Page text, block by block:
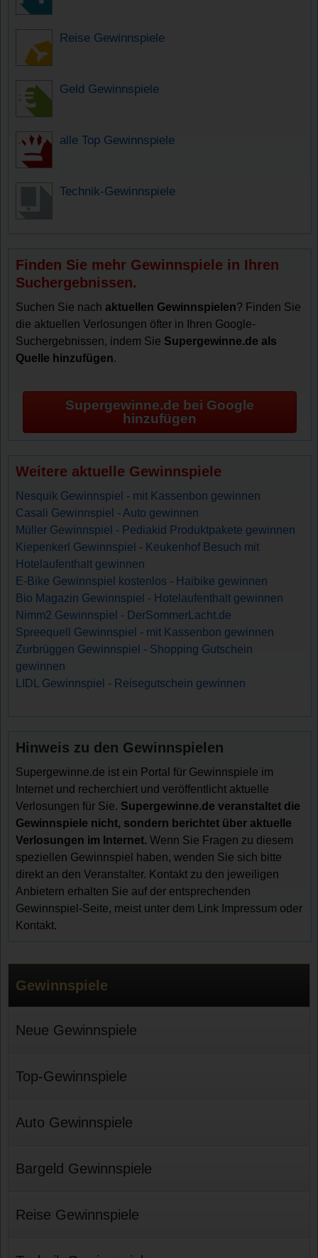
Reise Gewinnspiele
Geld Gewinnspiele
alle Top Gewinnspiele
Technik-Gewinnspiele
Finden Sie mehr Gewinnspiele in Ihren
Suchergebnissen.
Suchen Sie nachaktuellen Gewinnspielen? Finden Sie
die aktuellen Verlosungen öfter in Ihren Google-
Suchergebnissen, indem Sie Supergewinne.de als
Quelle hinzufügen.
Supergewinne.de bei Google
hinzufügen
Weitere aktuelle Gewinnspiele
Nesquik Gewinnspiel - mit Kassenbon gewinnen
Casali Gewinnspiel - Auto gewinnen
Müller Gewinnspiel - Pediakid Produktpakete gewinnen
Kiepenkerl Gewinnspiel - Keukenhof Besuch mit
Hotelaufenthalt gewinnen
E-Bike Gewinnspiel kostenlos - Haibike gewinnen
Bio Magazin Gewinnspiel - Hotelaufenthalt gewinnen
Nimm2 Gewinnspiel - DerSommerLacht.de
Spreequell Gewinnspiel - mit Kassenbon gewinnen
Zurbrüggen Gewinnspiel - Shopping Gutschein
gewinnen
LIDL Gewinnspiel - Reisegutschein gewinnen
Hinweis zu den Gewinnspielen
Supergewinne.de ist ein Portal für Gewinnspiele im
Internet und recherchiert und veröffentlicht aktuelle
Verlosungen für Sie. Supergewinne.de veranstaltet die
Gewinnspiele nicht, sondern berichtet über aktuelle
Verlosungen im Internet. Wenn Sie Fragen zu diesem
speziellen Gewinnspiel haben, wenden Sie sich bitte
direkt an den Veranstalter. Kontakt zu den jeweiligen
Anbietern erhalten Sie auf der entsprechenden
Gewinnspiel-Seite, meist unter dem Link Impressum oder
Kontakt.
Gewinnspiele
Neue Gewinnspiele
Top-Gewinnspiele
Auto Gewinnspiele
Bargeld Gewinnspiele
Reise Gewinnspiele